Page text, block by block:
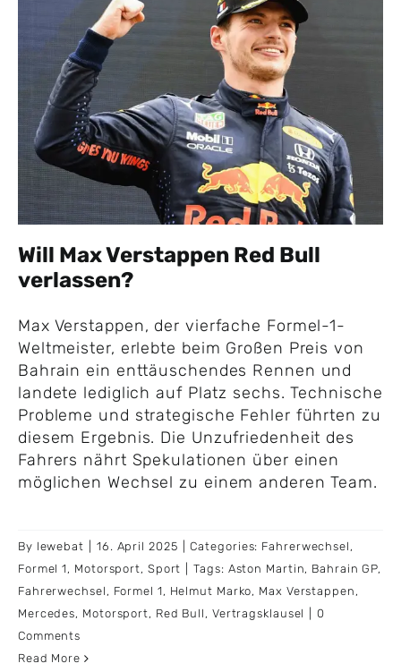
Will Max Verstappen Red Bull
verlassen?
Max Verstappen, der vierfache Formel-1-
Weltmeister, erlebte beim Großen Preis von
Bahrain ein enttäuschendes Rennen und
landete lediglich auf Platz sechs. Technische
Probleme und strategische Fehler führten zu
diesem Ergebnis. Die Unzufriedenheit des
Fahrers nährt Spekulationen über einen
möglichen Wechsel zu einem anderen Team.
By lewebat 16. April 2025 Categories: Fahrerwechsel ,
Formel 1, Motorsport, Sport Tags: Aston Martin, Bahrain GP,
Fahrerwechsel , Formel 1, Helmut Marko, Max Verstappen ,
Mercedes, Motorsport, Red Bull , Vertragsklausel
0
Comments
Read More